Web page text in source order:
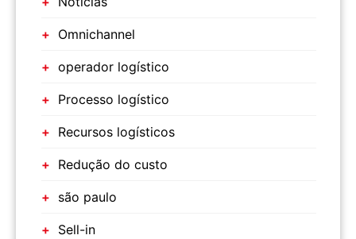
Omnichannel
operador logístico
Processo logístico
Recursos logísticos
Redução do custo
são paulo
Sell-in